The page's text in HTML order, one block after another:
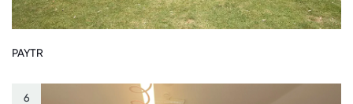
PAYTR
6